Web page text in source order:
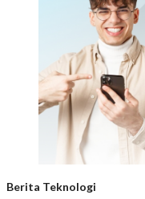
Berita Teknologi